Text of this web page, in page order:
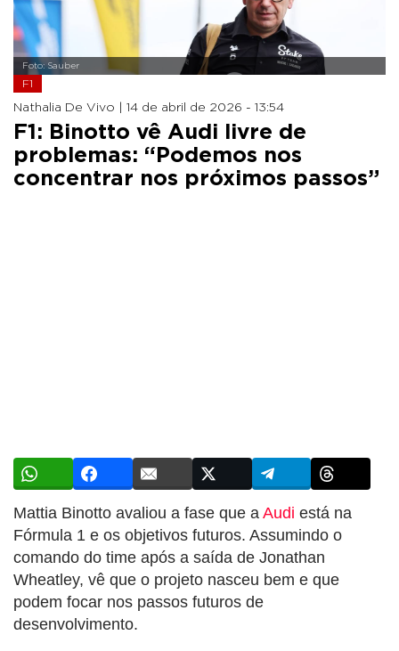
Foto: Sauber
F1
Nathalia De Vivo | 14 de abril de 2026 - 13:54
F1: Binotto vê Audi livre de
problemas: “Podemos nos
concentrar nos próximos passos”
Mattia Binotto avaliou a fase que a Audi está na
Fórmula 1 e os objetivos futuros. Assumindo o
comando do time após a saída de Jonathan
Wheatley, vê que o projeto nasceu bem e que
podem focar nos passos futuros de
desenvolvimento.